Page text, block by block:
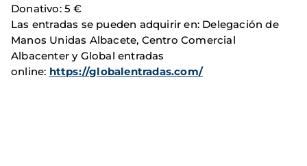
Donativo: 5 €
Las entradas se pueden adquirir en: Delegación de
Manos Unidas Albacete, Centro Comercial
Albacenter y Global entradas
online: https://globalentradas.com/